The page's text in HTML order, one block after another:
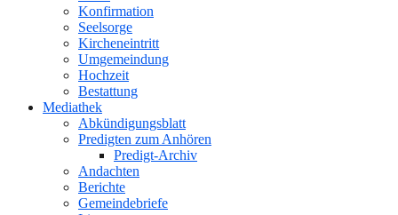
Konfirmation
Seelsorge
Kircheneintritt
Umgemeindung
Hochzeit
Bestattung
Mediathek
Abkündigungsblatt
Predigten zum Anhören
Predigt-Archiv
Andachten
Berichte
Gemeindebriefe